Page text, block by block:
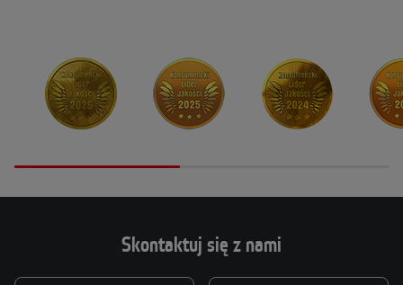
Skontaktuj się z nami